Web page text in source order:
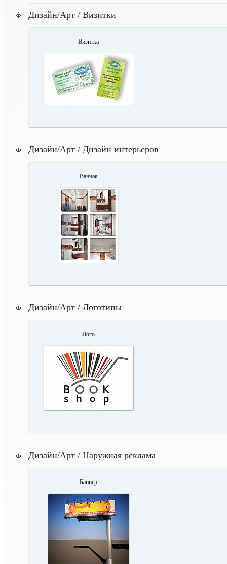
Дизайн/Арт / Визитки
Визитка
Дизайн/Арт / Дизайн интерьеров
Ванная
Дизайн/Арт / Логотипы
Лого
Дизайн/Арт / Наружная реклама
Баннер